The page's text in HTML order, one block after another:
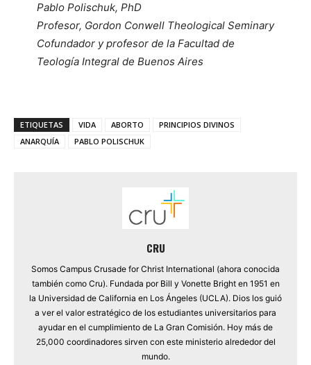
Pablo Polischuk, PhD
Profesor, Gordon Conwell Theological Seminary
Cofundador y profesor de la Facultad de
Teología Integral de Buenos Aires
ETIQUETAS VIDA ABORTO
PRINCIPIOS DIVINOS
ANARQUÍA
PABLO POLISCHUK
CRU
Somos Campus Crusade for Christ International (ahora conocida
también como Cru). Fundada por Bill y Vonette Bright en 1951 en
la Universidad de California en Los Ángeles (UCLA). Dios los guió
a ver el valor estratégico de los estudiantes universitarios para
ayudar en el cumplimiento de La Gran Comisión. Hoy más de
25,000 coordinadores sirven con este ministerio alrededor del
mundo.